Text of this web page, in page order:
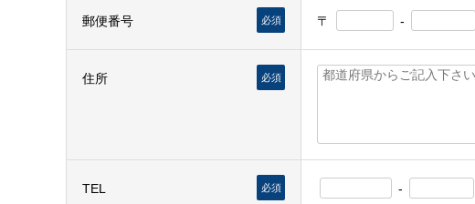
郵便番号 必須 〒 -
住所 必須
TEL 必須 -